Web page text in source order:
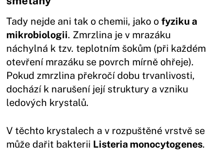
Tady nejde ani tak o chemii, jako ofyziku a
mikrobiologii. Zmrzlina je v mrazáku
náchylná k tzv. teplotním šokům (při každém
otevření mrazáku se povrch mírně ohřeje).
Pokud zmrzlina překročí dobu trvanlivosti,
dochází k narušení její struktury a vzniku
ledových krystalů.
V těchto krystalech a v rozpuštěné vrstvě se
může dařit bakterii Listeria monocytogenes.